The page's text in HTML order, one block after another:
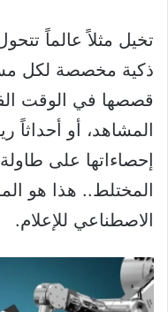
تخيل مثلاً عالماً
ذكية مخصصة لكل
قصصها في الوقت
المشاهد، أو أحداثاً
إحصاءاتها على
المختلط.. هذا هو
الاصطناعي للإعلام.